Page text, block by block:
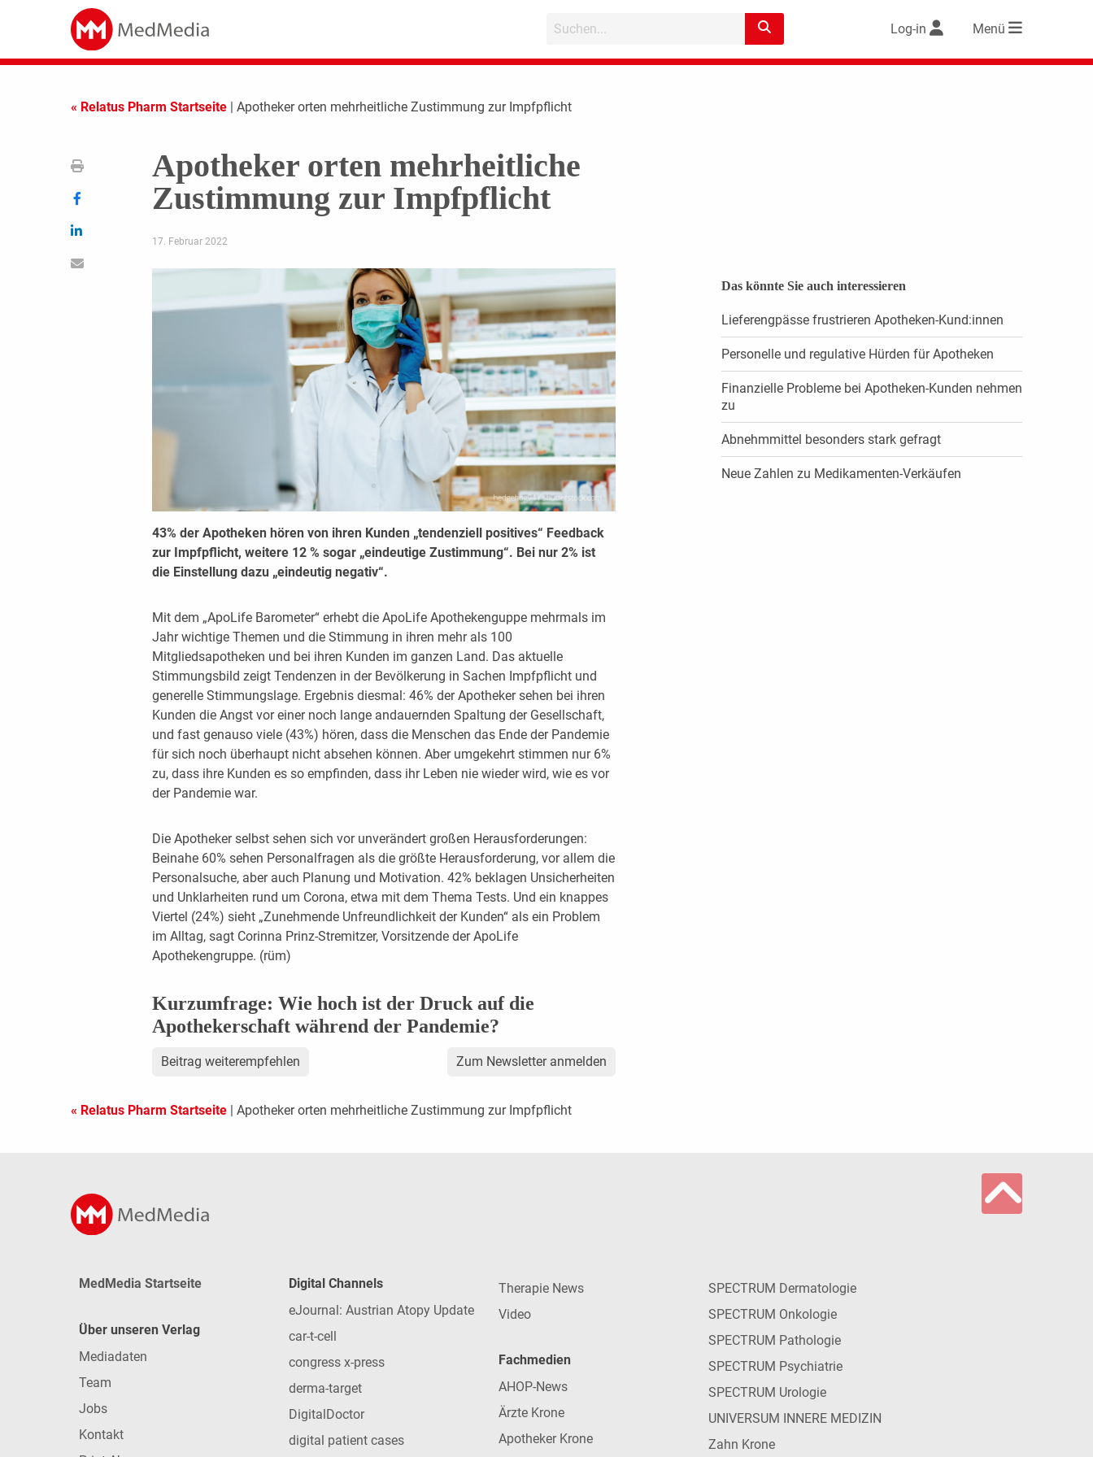
Log-in Menü
« Relatus Pharm Startseite | Apotheker orten mehrheitliche Zustimmung zur Impfpflicht
Apotheker orten mehrheitliche
Zustimmung zur Impfpflicht
17. Februar 2022
43% der Apotheken hören von ihren Kunden „tendenziell positives“ Feedback
zur Impfpflicht, weitere 12 % sogar „eindeutige Zustimmung“. Bei nur 2% ist
die Einstellung dazu „eindeutig negativ“.
Mit dem „ApoLife Barometer“ erhebt die ApoLife Apothekenguppe mehrmals im
Jahr wichtige Themen und die Stimmung in ihren mehr als 100
Mitgliedsapotheken und bei ihren Kunden im ganzen Land. Das aktuelle
Stimmungsbild zeigt Tendenzen in der Bevölkerung in Sachen Impfpflicht und
generelle Stimmungslage. Ergebnis diesmal: 46% der Apotheker sehen bei ihren
Kunden die Angst vor einer noch lange andauernden Spaltung der Gesellschaft,
und fast genauso viele (43%) hören, dass die Menschen das Ende der Pandemie
für sich noch überhaupt nicht absehen können. Aber umgekehrt stimmen nur 6%
zu, dass ihre Kunden es so empfinden, dass ihr Leben nie wieder wird, wie es vor
der Pandemie war.
Die Apotheker selbst sehen sich vor unverändert großen Herausforderungen:
Beinahe 60% sehen Personalfragen als die größte Herausforderung, vor allem die
Personalsuche, aber auch Planung und Motivation. 42% beklagen Unsicherheiten
und Unklarheiten rund um Corona, etwa mit dem Thema Tests. Und ein knappes
Viertel (24%) sieht „Zunehmende Unfreundlichkeit der Kunden“ als ein Problem
im Alltag, sagt Corinna Prinz-Stremitzer, Vorsitzende der ApoLife
Apothekengruppe. (rüm)
Kurzumfrage: Wie hoch ist der Druck auf die
Apothekerschaft während der Pandemie?
Beitrag weiterempfehlen Zum Newsletter anmelden
Das könnte Sie auch interessieren
Lieferengpässe frustrieren Apotheken-Kund:innen
Personelle und regulative Hürden für Apotheken
Finanzielle Probleme bei Apotheken-Kunden nehmen
zu
Abnehmmittel besonders stark gefragt
Neue Zahlen zu Medikamenten-Verkäufen
« Relatus Pharm Startseite | Apotheker orten mehrheitliche Zustimmung zur Impfpflicht
MedMedia Startseite
Über unseren Verlag
Mediadaten
Team
Jobs
Kontakt
Digital Channels
eJournal: Austrian Atopy Update
car-t-cell
congress x-press
derma-target
DigitalDoctor
digital patient cases
Therapie News
Video
Fachmedien
AHOP-News
Ärzte Krone
Apotheker Krone
SPECTRUM Dermatologie
SPECTRUM Onkologie
SPECTRUM Pathologie
SPECTRUM Psychiatrie
SPECTRUM Urologie
UNIVERSUM INNERE MEDIZIN
Zahn Krone